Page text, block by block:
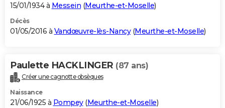
15/01/1934 à Messein (Meurthe-et-Moselle)
Décès
01/05/2016 à Vandœuvre-lès-Nancy(Meurthe-et-Moselle)
Paulette HACKLINGER (87 ans)
Créer une cagnotte obsèques
Naissance
21/06/1925 à Pompey(Meurthe-et-Moselle)